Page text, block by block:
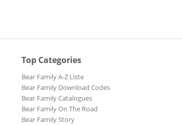
Top Categories
Bear Family A-Z Liste
Bear Family Download Codes
Bear Family Catalogues
Bear Family On The Road
Bear Family Story